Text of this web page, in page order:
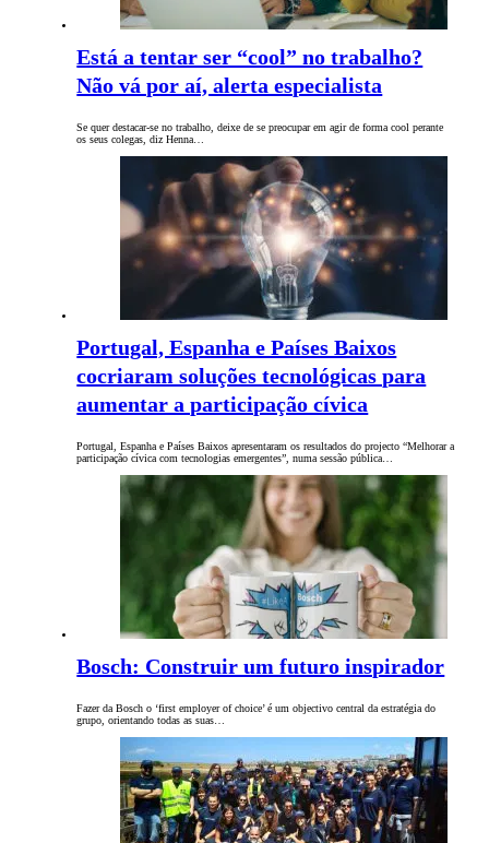
Está a tentar ser “cool” no trabalho?
Não vá por aí, alerta especialista
Se quer destacar-se no trabalho, deixe de se preocupar em agir de forma cool perante
os seus colegas, diz Henna…
Portugal, Espanha e Países Baixos
cocriaram soluções tecnológicas para
aumentar a participação cívica
Portugal, Espanha e Países Baixos apresentaram os resultados do projecto “Melhorar a
participação cívica com tecnologias emergentes”, numa sessão pública…
Bosch: Construir um futuro inspirador
Fazer da Bosch o ‘first employer of choice’ é um objectivo central da estratégia do
grupo, orientando todas as suas…